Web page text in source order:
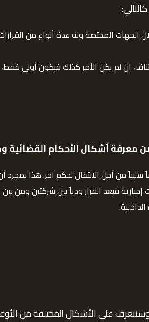
الجهات المختصة وله عدة أنواع من
ان لم يكن الأمر كذلك فيكون أولي
من معرفة أشكال الأحكام القضائية
من أجل الانتقال لحكم آخر. هذا بمجرد
فيعد القرار ودياً بين شركتين ومن
على الأشكال المختلفة من